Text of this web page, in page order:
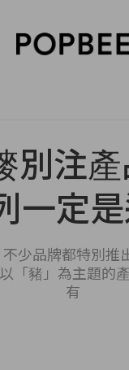
別注
一定是
少品牌都特別
「豬」為主題的
有